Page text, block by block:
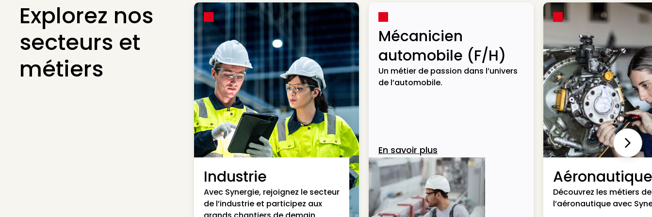
Explorez nos
secteurs et
métiers
Industrie
Avec Synergie, rejoignez le secteur
de l’industrie et participez aux
Mécanicien
automobile (F/H)
Un métier de passion dans l’univers
de l’automobile.
En savoir plus
Aéronautique
Découvrez les métiers de
l’aéronautique avec
Next